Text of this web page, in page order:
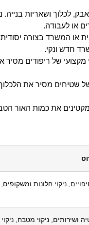
לכלוך ושאריות בנייה.
או לעבודה.
או המשרד בצורה
חדש ונקי.
מקצועי של ריפודים
של שטיחים מסיר את
את כמות האור
ניקוי חלונות ומשקופים,
ושירותים, ניקוי מטבח, ניקוי